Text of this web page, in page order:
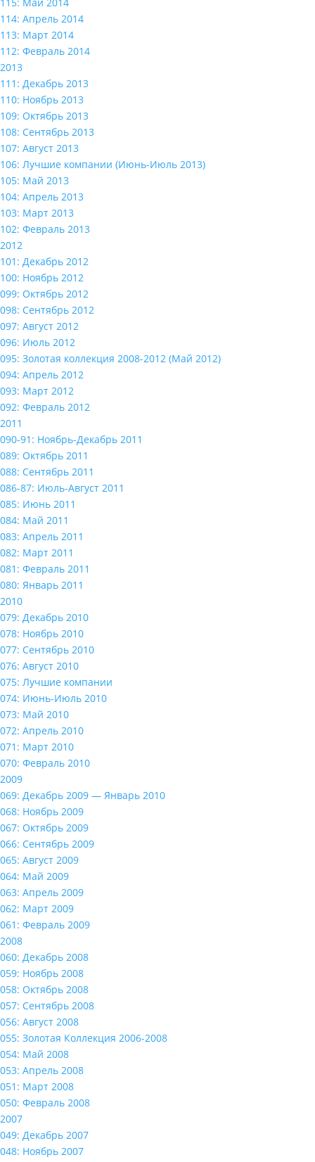
114: Апрель 2014
113: Март 2014
112: Февраль 2014
2013
111: Декабрь 2013
110: Ноябрь 2013
109: Октябрь 2013
108: Сентябрь 2013
107: Август 2013
106: Лучшие компании (Июнь-Июль 2013)
105: Май 2013
104: Апрель 2013
103: Март 2013
102: Февраль 2013
2012
101: Декабрь 2012
100: Ноябрь 2012
099: Октябрь 2012
098: Сентябрь 2012
097: Август 2012
096: Июль 2012
095: Золотая коллекция 2008-2012 (Май 2012)
094: Апрель 2012
093: Март 2012
092: Февраль 2012
2011
090-91: Ноябрь-Декабрь 2011
089: Октябрь 2011
088: Сентябрь 2011
086-87: Июль-Август 2011
085: Июнь 2011
084: Май 2011
083: Апрель 2011
082: Март 2011
081: Февраль 2011
080: Январь 2011
2010
079: Декабрь 2010
078: Ноябрь 2010
077: Сентябрь 2010
076: Август 2010
075: Лучшие компании
074: Июнь-Июль 2010
073: Май 2010
072: Апрель 2010
071: Март 2010
070: Февраль 2010
2009
069: Декабрь 2009 — Январь 2010
068: Ноябрь 2009
067: Октябрь 2009
066: Сентябрь 2009
065: Август 2009
064: Май 2009
063: Апрель 2009
062: Март 2009
061: Февраль 2009
2008
060: Декабрь 2008
059: Ноябрь 2008
058: Октябрь 2008
057: Сентябрь 2008
056: Август 2008
055: Золотая Коллекция 2006-2008
054: Май 2008
053: Апрель 2008
051: Март 2008
050: Февраль 2008
2007
049: Декабрь 2007
048: Ноябрь 2007